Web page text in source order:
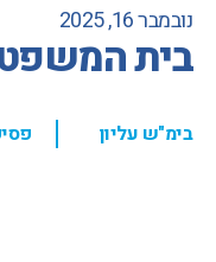
נובמבר 16, 2025
בית המשפט
בימ"ש עליון ,